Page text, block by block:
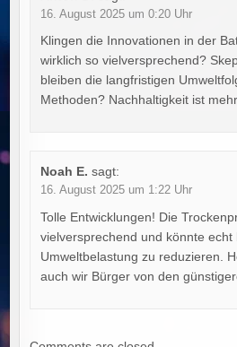
16. August 2025 um 0:20 Uhr
Klingen die Innovationen in der
wirklich so vielversprechend?
bleiben die langfristigen
Methoden? Nachhaltigkeit ist
Noah E. sagt:
16. August 2025 um 1:22 Uhr
Tolle Entwicklungen! Die
vielversprechend und könnte echt
Umweltbelastung zu reduzieren.
auch wir Bürger von den